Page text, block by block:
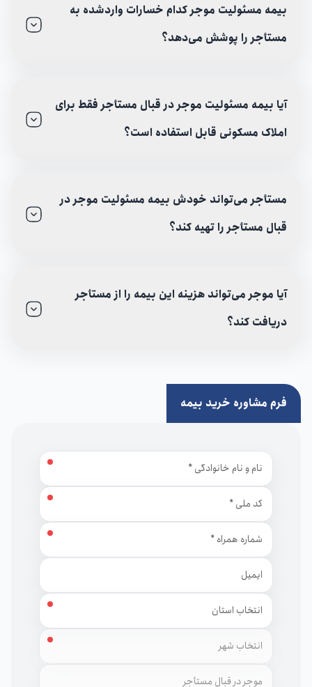
بیمه مسئولیت موجر کدام خسارات واردشده به
مستأجر را پوشش می‌دهد؟
آیا بیمه مسئولیت موجر در قبال مستأجر فقط برای
املاک مسکونی قابل استفاده است؟
مستأجر می‌تواند خودش بیمه مسئولیت موجر در
قبال مستأجر را تهیه کند؟
آیا موجر می‌تواند هزینه این بیمه را از مستأجر
دریافت کند؟
فرم مشاوره خرید بیمه
نام و نام خانوادگی
کد ملی
شماره همراه
ایمیل
استان
شهر